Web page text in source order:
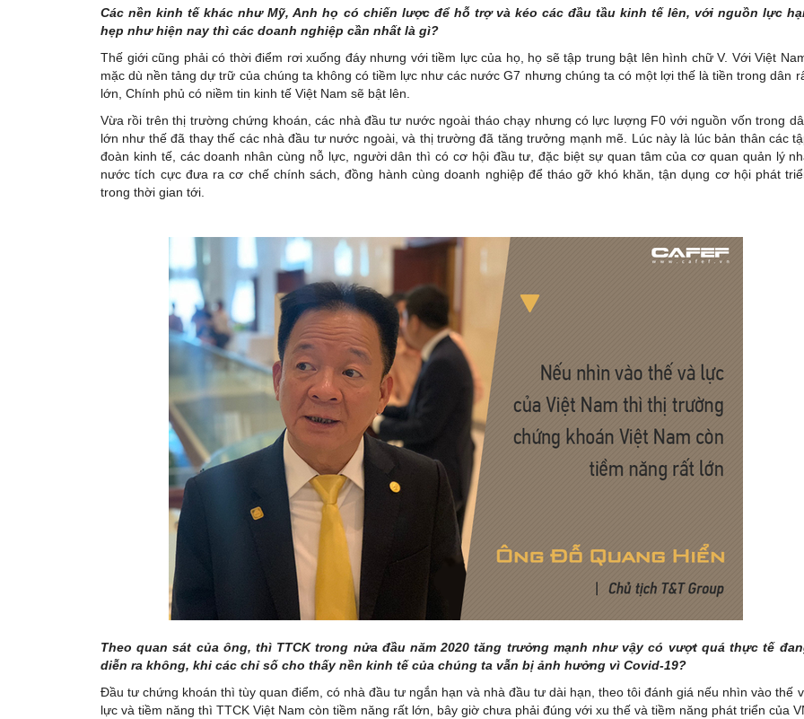
Các nền kinh tế khác như Mỹ, Anh họ có chiến lược để hỗ trợ và kéo các đầu tầu kinh tế lên, với nguồn lực
hẹp như hiện nay thì các doanh nghiệp cần nhất là gì?
Thế giới cũng phải có thời điểm rơi xuống đáy nhưng với tiềm lực của họ, họ sẽ tập trung bật lên hình chữ V. Với Việt
mặc dù nền tảng dự trữ của chúng ta không có tiềm lực như các nước G7 nhưng chúng ta có một lợi thế là tiền trong dân
lớn, Chính phủ có niềm tin kinh tế Việt Nam sẽ bật lên.
Vừa rồi trên thị trường chứng khoán, các nhà đầu tư nước ngoài tháo chạy nhưng có lực lượng F0 với nguồn vốn trong
lớn như thế đã thay thế các nhà đầu tư nước ngoài, và thị trường đã tăng trưởng mạnh mẽ. Lúc này là lúc bản thân các
đoàn kinh tế, các doanh nhân cùng nỗ lực, người dân thì có cơ hội đầu tư, đặc biệt sự quan tâm của cơ quan quản lý
nước tích cực đưa ra cơ chế chính sách, đồng hành cùng doanh nghiệp để tháo gỡ khó khăn, tận dụng cơ hội phát
trong thời gian tới.
Theo quan sát của ông, thì TTCK trong nửa đầu năm 2020 tăng trưởng mạnh như vậy có vượt quá thực tế
diễn ra không, khi các chỉ số cho thấy nền kinh tế của chúng ta vẫn bị ảnh hưởng vì Covid-19?
Đầu tư chứng khoán thì tùy quan điểm, có nhà đầu tư ngắn hạn và nhà đầu tư dài hạn, theo tôi đánh giá nếu nhìn vào thế
lực và tiềm năng thì TTCK Việt Nam còn tiềm năng rất lớn, bây giờ chưa phải đúng với xu thế và tiềm năng phát triển của